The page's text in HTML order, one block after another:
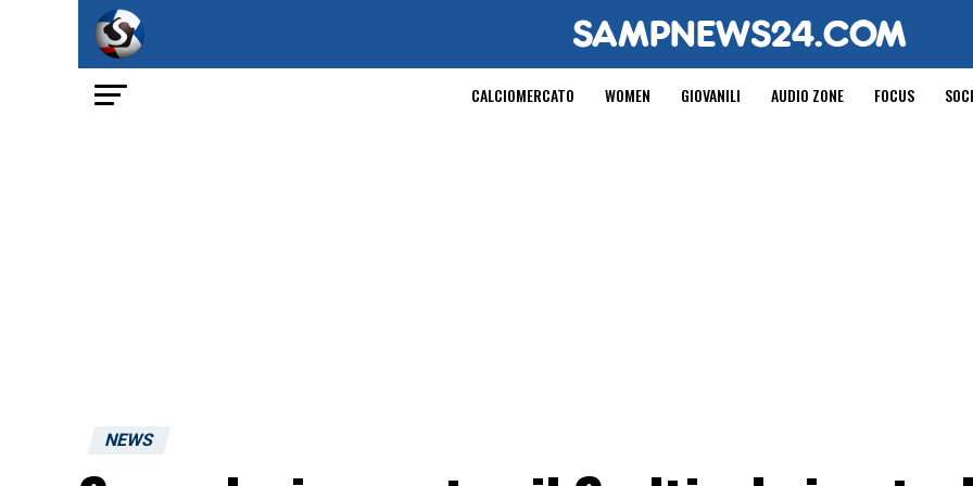
CALCIOMERCATO WOMEN GIOVANILI AUDIO ZONE FOCUS
NEWS